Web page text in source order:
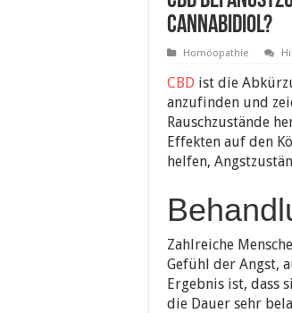
Cannabidiol?
Homöopathie
CBD ist die
anzufinden und
Rauschzustände
Effekten auf den
helfen,
Zahlreiche
Gefühl der Angst,
Ergebnis ist, dass
die Dauer sehr